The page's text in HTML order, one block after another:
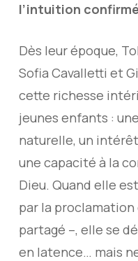
l’intuition
Dès leur époque,
Sofia Cavalletti et
cette richesse
jeunes enfants :
naturelle, un
une capacité à la
Dieu. Quand elle
par la proclamation
partagé –, elle se
en latence… mais